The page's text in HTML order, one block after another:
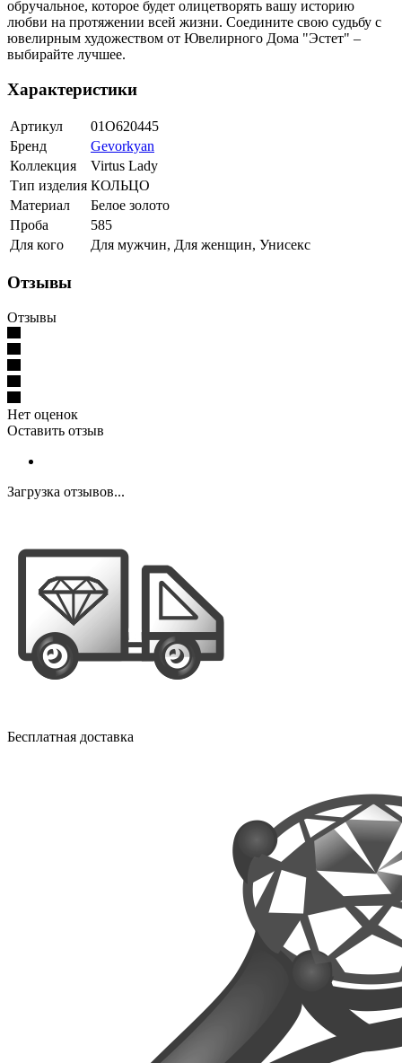
обручальное, которое будет олицетворять вашу историю
любви на протяжении всей жизни. Соедините свою судьбу с
ювелирным художеством от Ювелирного Дома "Эстет" –
выбирайте лучшее.
Характеристики
Артикул
01О620445
Бренд
Gevorkyan
Коллекция
Virtus Lady
Тип изделия КОЛЬЦО
Материал
Белое золото
Проба
585
Для кого
Для мужчин, Для женщин, Унисекс
Отзывы
Отзывы
Нет оценок
Оставить отзыв
Загрузка отзывов...
Бесплатная доставка